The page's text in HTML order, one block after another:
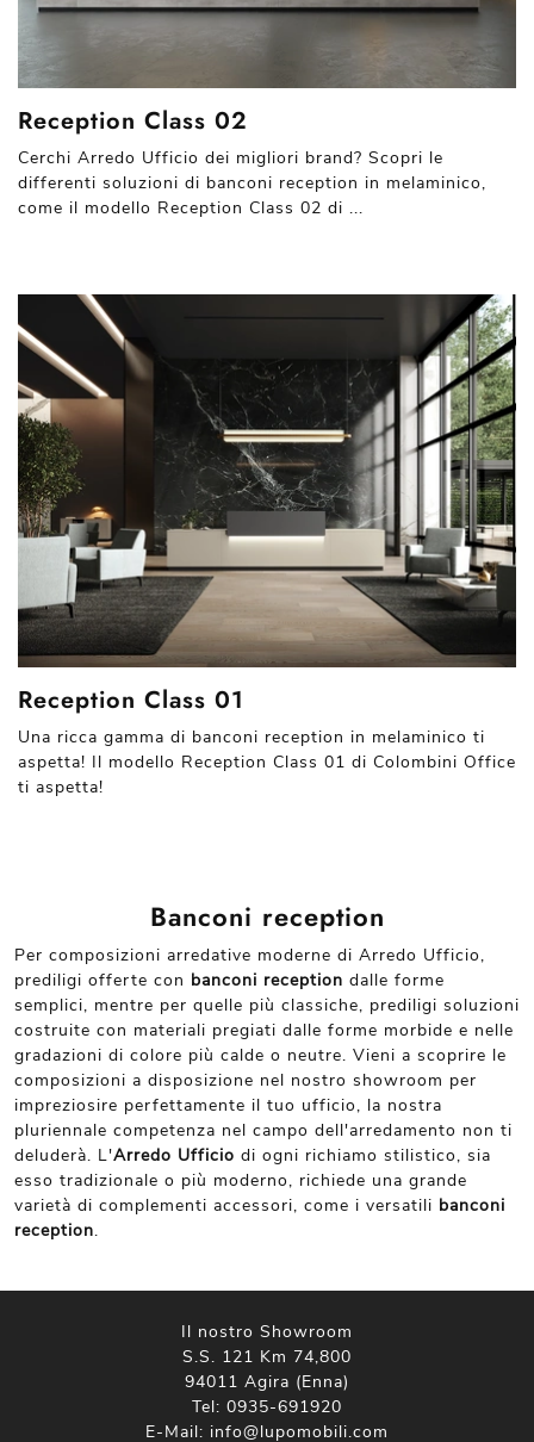
Reception Class 02
Cerchi Arredo Ufficio dei migliori brand? Scopri le
differenti soluzioni di banconi reception in melaminico,
come il modello Reception Class 02 di ...
Reception Class 01
Una ricca gamma di banconi reception in melaminico ti
aspetta! Il modello Reception Class 01 di Colombini Office
ti aspetta!
Banconi reception
Per composizioni arredative moderne di Arredo Ufficio,
prediligi offerte con banconi reception dalle forme
semplici, mentre per quelle più classiche, prediligi soluzioni
costruite con materiali pregiati dalle forme morbide e nelle
gradazioni di colore più calde o neutre. Vieni a scoprire le
composizioni a disposizione nel nostro showroom per
impreziosire perfettamente il tuo ufficio, la nostra
pluriennale competenza nel campo dell'arredamento non ti
deluderà. L'Arredo Ufficio di ogni richiamo stilistico, sia
esso tradizionale o più moderno, richiede una grande
varietà di complementi accessori, come i versatili banconi
reception.
Il nostro Showroom
S.S. 121 Km 74,800
94011 Agira (Enna)
Tel: 0935-691920
E-Mail: info@lupomobili.com